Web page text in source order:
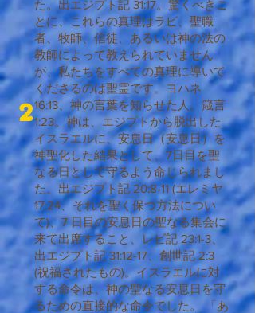
た。出エジプト記 31:17。驚くべきこ
とに、これらの真理はラビ、聖職
者、牧師、信徒、あるいは神の法の
教師によって教えられていません
が、私たちをすべての真理に導いて
くださるのは聖霊です。ヨハネ
16:13、神の言葉を知らせた人。箴言
1:23。神は、エジプトから脱出した
イスラエルに、安息日（安息日）を
神聖化した結果として、7日目を聖
なる日として守るよう命じられまし
た。出エジプト記 20:8-11 (エレミヤ
17:24、それを聖く保つ方法につい
て)、7 日目の安息日の聖なる集会に
来て出席すること、レビ記 23:1-3、
出エジプト記 31:12-17、創世記 2:3
(祝福されたもの)。イスラエルに対
する命令は、神の聖なる安息日を守
るための直接的な命令でした。 「あ
2